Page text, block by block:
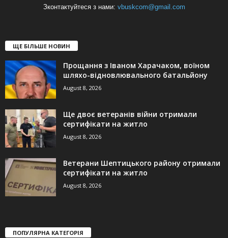
Зконтактуйтеся з нами: vbuskcom@gmail.com
ЩЕ БІЛЬШЕ НОВИН
Прощання з Іваном Харачаком, воїном
шляхо-відновлювального батальйону
August 8, 2026
Ще двоє ветеранів війни отримали
сертифікати на житло
August 8, 2026
Ветерани Шептицького району отримали
сертифікати на житло
August 8, 2026
ПОПУЛЯРНА КАТЕГОРІЯ